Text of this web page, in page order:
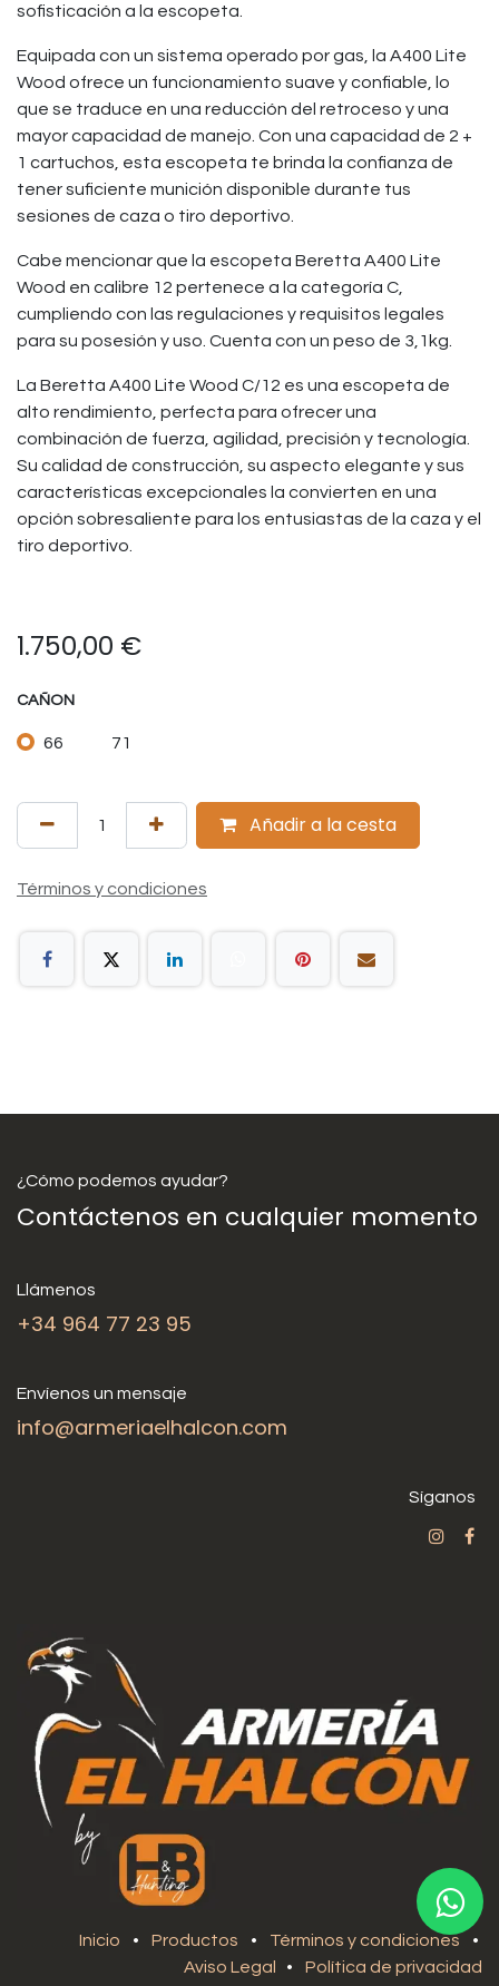
sofisticación a la escopeta.
Equipada con un sistema operado por gas, la A400 Lite
Wood ofrece un funcionamiento suave y confiable, lo
que se traduce en una reducción del retroceso y una
mayor capacidad de manejo. Con una capacidad de 2 +
1 cartuchos, esta escopeta te brinda la confianza de
tener suficiente munición disponible durante tus
sesiones de caza o tiro deportivo.
Cabe mencionar que la escopeta Beretta A400 Lite
Wood en calibre 12 pertenece a la categoría C,
cumpliendo con las regulaciones y requisitos legales
para su posesión y uso. Cuenta con un peso de 3,1kg.
La Beretta A400 Lite Wood C/12 es una escopeta de
alto rendimiento, perfecta para ofrecer una
combinación de fuerza, agilidad, precisión y tecnología.
Su calidad de construcción, su aspecto elegante y sus
características excepcionales la convierten en una
opción sobresaliente para los entusiastas de la caza y el
tiro deportivo.
1.750,00 €
CAÑON
66 71
Añadir a la cesta
Términos y condiciones
¿Cómo podemos ayudar?
Contáctenos en cualquier momento
Llámenos
+34 964 77 23 95
Envíenos un mensaje
info@armeriaelhalcon.com
Síganos
Inicio • Productos • Términos y condiciones
•
Aviso Legal
• Política de privacidad